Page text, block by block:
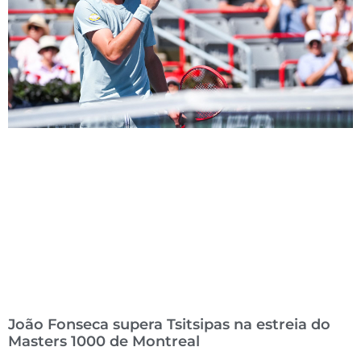
João Fonseca supera Tsitsipas na estreia do
Masters 1000 de Montreal